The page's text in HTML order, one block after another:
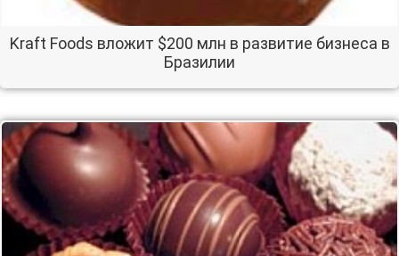
Kraft Foods вложит $200 млн в развитие бизнеса в
Бразилии